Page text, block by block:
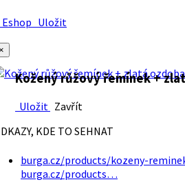
Uložit
Kožený růžový řemínek +
Uložit Zavřít
KDE TO SEHNAT
burga.cz/products/kozeny-
burga.cz/products…